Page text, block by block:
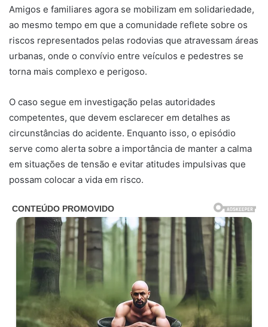
Amigos e familiares agora se mobilizam em solidariedade,
ao mesmo tempo em que a comunidade reflete sobre os
riscos representados pelas rodovias que atravessam áreas
urbanas, onde o convívio entre veículos e pedestres se
torna mais complexo e perigoso.
O caso segue em investigação pelas autoridades
competentes, que devem esclarecer em detalhes as
circunstâncias do acidente. Enquanto isso, o episódio
serve como alerta sobre a importância de manter a calma
em situações de tensão e evitar atitudes impulsivas que
possam colocar a vida em risco.